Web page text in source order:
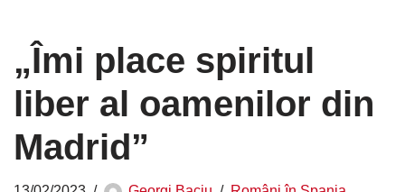
„Îmi place spiritul
liber al oamenilor din
Madrid”